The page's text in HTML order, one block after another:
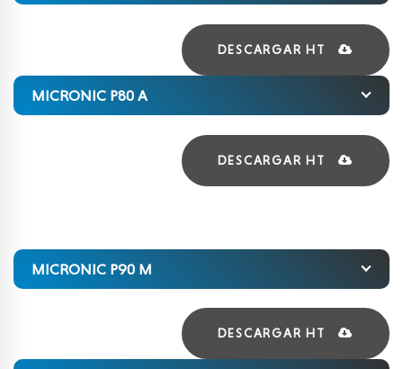
DESCARGAR HT
MICRONIC P80 A
DESCARGAR HT
MICRONIC P90 M
DESCARGAR HT